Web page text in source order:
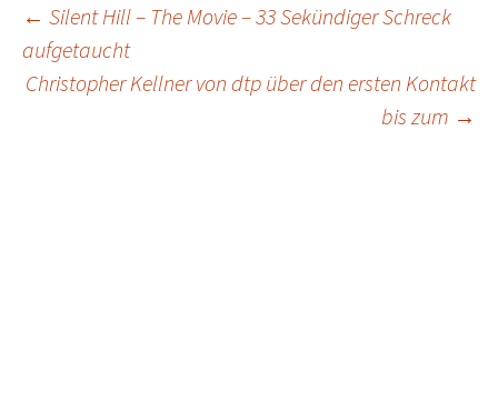
Post
navigation
← Silent Hill – The Movie – 33 Sekündiger Schreck
aufgetaucht
Christopher Kellner von dtp über den ersten Kontakt
bis zum →